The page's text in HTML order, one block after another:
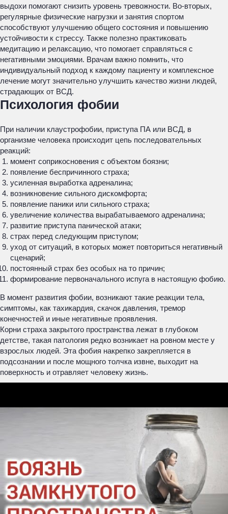
выдохи помогают снизить уровень тревожности. Во-вторых,
регулярные физические нагрузки и занятия спортом
способствуют улучшению общего состояния и повышению
устойчивости к стрессу. Также полезно практиковать
медитацию и релаксацию, что помогает справляться с
негативными эмоциями. Врачам важно помнить, что
индивидуальный подход к каждому пациенту и комплексное
лечение могут значительно улучшить качество жизни людей,
страдающих от ВСД.
Психология фобии
При наличии клаустрофобии, приступа ПА или ВСД, в
организме человека происходит цепь последовательных
реакций:
момент соприкосновения с объектом боязни;
появление беспричинного страха;
усиленная выработка адреналина;
возникновение сильного дискомфорта;
появление паники или сильного страха;
увеличение количества вырабатываемого адреналина;
развитие приступа панической атаки;
страх перед следующим приступом;
уход от ситуаций, в которых может повториться негативный
сценарий;
постоянный страх без особых на то причин;
формирование первоначального испуга в настоящую фобию.
В момент развития фобии, возникают такие реакции тела,
симптомы, как тахикардия, скачок давления, тремор
конечностей и иные негативные проявления.
Корни страха закрытого пространства лежат в глубоком
детстве, такая патология редко возникает на ровном месте у
взрослых людей. Эта фобия накрепко закрепляется в
подсознании и после мощного толчка извне, выходит на
поверхность и отравляет человеку жизнь.